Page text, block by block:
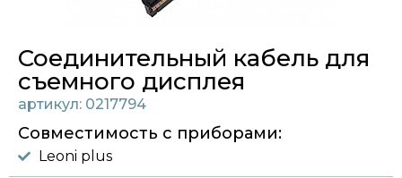
Соединительный кабель для
съемного дисплея
артикул: 0217794
Совместимость с приборами:
Leoni plus